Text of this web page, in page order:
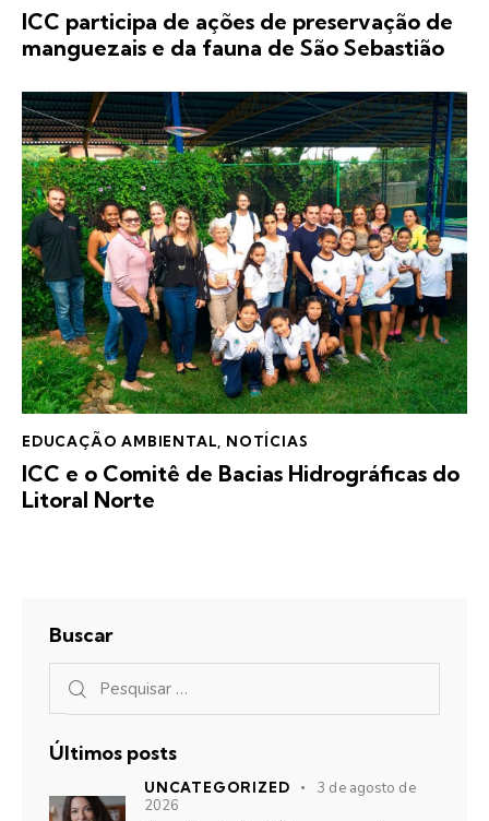
ICC participa de ações de preservação de
manguezais e da fauna de São Sebastião
EDUCAÇÃO AMBIENTAL, NOTÍCIAS
ICC e o Comitê de Bacias Hidrográficas do
Litoral Norte
Buscar
Últimos posts
UNCATEGORIZED
3 de agosto de
2026